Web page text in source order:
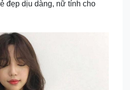
đẹp dịu dàng, nữ tính cho